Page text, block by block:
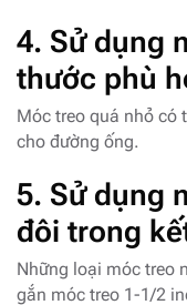
4. Sử dụng
thước phù
Móc treo quá nhỏ có
cho đường ống.
5. Sử dụng
đôi trong
Những loại móc treo
gắn móc treo 1-1/2